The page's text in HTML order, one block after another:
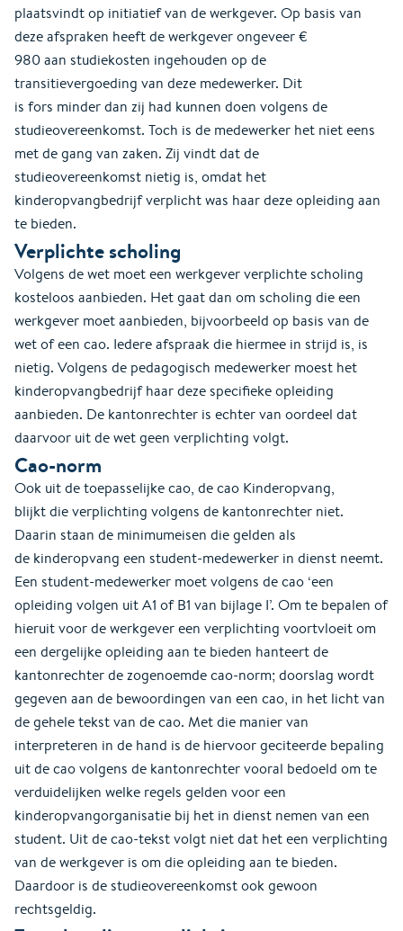
plaatsvindt op initiatief van de werkgever. Op basis van
deze afspraken heeft de werkgever ongeveer €
980 aan studiekosten ingehouden op de
transitievergoeding van deze medewerker. Dit
is fors minder dan zij had kunnen doen volgens de
studieovereenkomst. Toch is de medewerker het niet eens
met de gang van zaken. Zij vindt dat de
studieovereenkomst nietig is, omdat het
kinderopvangbedrijf verplicht was haar deze opleiding aan
te bieden.
Verplichte scholing
Volgens de wet moet een werkgever verplichte scholing
kosteloos aanbieden. Het gaat dan om scholing die een
werkgever moet aanbieden, bijvoorbeeld op basis van de
wet of een cao. Iedere afspraak die hiermee in strijd is, is
nietig. Volgens de pedagogisch medewerker moest het
kinderopvangbedrijf haar deze specifieke opleiding
aanbieden. De kantonrechter is echter van oordeel dat
daarvoor uit de wet geen verplichting volgt.
Cao-norm
Ook uit de toepasselijke cao, de cao Kinderopvang,
blijkt die verplichting volgens de kantonrechter niet.
Daarin staan de minimumeisen die gelden als
de kinderopvang een student-medewerker in dienst neemt.
Een student-medewerker moet volgens de cao ‘een
opleiding volgen uit A1 of B1 van bijlage I’. Om te bepalen of
hieruit voor de werkgever een verplichting voortvloeit om
een dergelijke opleiding aan te bieden hanteert de
kantonrechter de zogenoemde cao-norm; doorslag wordt
gegeven aan de bewoordingen van een cao, in het licht van
de gehele tekst van de cao. Met die manier van
interpreteren in de hand is de hiervoor geciteerde bepaling
uit de cao volgens de kantonrechter vooral bedoeld om te
verduidelijken welke regels gelden voor een
kinderopvangorganisatie bij het in dienst nemen van een
student. Uit de cao-tekst volgt niet dat het een verplichting
van de werkgever is om die opleiding aan te bieden.
Daardoor is de studieovereenkomst ook gewoon
rechtsgeldig.